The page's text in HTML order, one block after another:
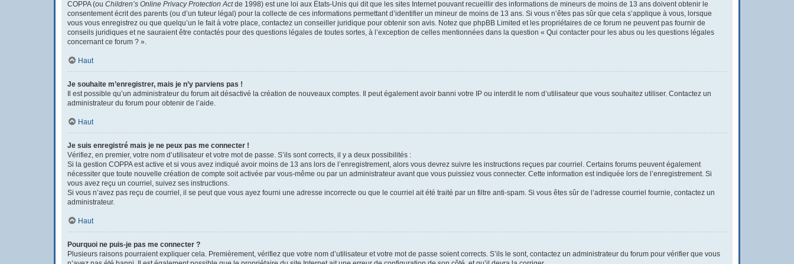
COPPA (ou Children’s Online Privacy Protection Actde 1998) est une loi aux États-Unis qui dit que les sites Internet pouvant recueillir des informations de mineurs de moins de 13 ans doivent obtenir le
consentement écrit des parents (ou d’un tuteur légal) pour la collecte de ces informations permettant d’identifier un mineur de moins de 13 ans. Si vous n’êtes pas sûr que cela s’applique à vous, lorsque
vous vous enregistrez ou que quelqu’un le fait à votre place, contactez un conseiller juridique pour obtenir son avis. Notez que phpBB Limited et les propriétaires de ce forum ne peuvent pas fournir de
conseils juridiques et ne sauraient être contactés pour des questions légales de toutes sortes, à l’exception de celles mentionnées dans la question « Qui contacter pour les abus ou les questions légales
concernant ce forum ? ».
Haut
Je souhaite m’enregistrer, mais je n’y parviens pas !
Il est possible qu’un administrateur du forum ait désactivé la création de nouveaux comptes. Il peut également avoir banni votre IP ou interdit le nom d’utilisateur que vous souhaitez utiliser. Contactez un
administrateur du forum pour obtenir de l’aide.
Haut
Je suis enregistré mais je ne peux pas me connecter !
Vérifiez, en premier, votre nom d’utilisateur et votre mot de passe. S’ils sont corrects, il y a deux possibilités :
Si la gestion COPPA est active et si vous avez indiqué avoir moins de 13 ans lors de l’enregistrement, alors vous devrez suivre les instructions reçues par courriel. Certains forums peuvent également
nécessiter que toute nouvelle création de compte soit activée par vous-même ou par un administrateur avant que vous puissiez vous connecter. Cette information est indiquée lors de l’enregistrement. Si
vous avez reçu un courriel, suivez ses instructions.
Si vous n’avez pas reçu de courriel, il se peut que vous ayez fourni une adresse incorrecte ou que le courriel ait été traité par un filtre anti-spam. Si vous êtes sûr de l’adresse courriel fournie, contactez un
administrateur.
Haut
Pourquoi ne puis-je pas me connecter ?
Plusieurs raisons pourraient expliquer cela. Premièrement, vérifiez que votre nom d’utilisateur et votre mot de passe soient corrects. S’ils le sont, contactez un administrateur du forum pour vérifier que vous